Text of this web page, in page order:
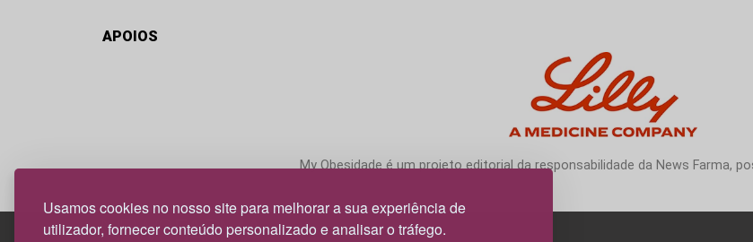
Usamos cookies no nosso site para melhorar a sua experiência de
utilizador, fornecer conteúdo personalizado e analisar o tráfego.
APOIOS
My Obesidade é um projeto editorial da responsabilidade da News Farma,